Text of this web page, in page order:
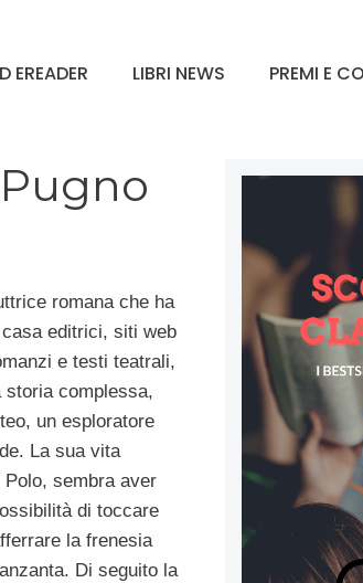
EREADER LIBRI NEWS PREMI E
romana che ha
editrici, siti web
e testi teatrali,
storia complessa,
un esploratore
La sua vita
sembra aver
di toccare
la frenesia
Di seguito la